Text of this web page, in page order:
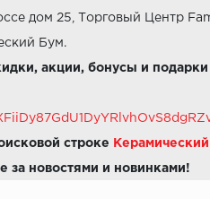
дом 25, Торговый Центр
Бум.
акции, бонусы и
строке Керамический
за новостями и новинками!